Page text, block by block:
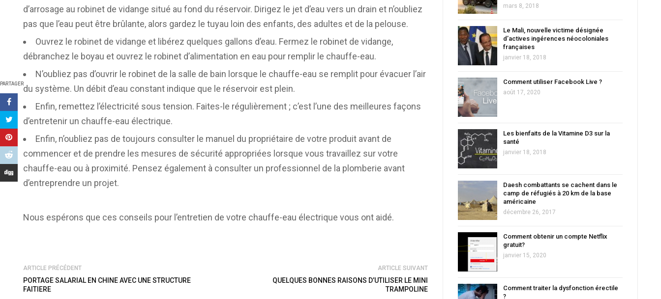
PARTAGER
d’arrosage au robinet de vidange situé au fond du réservoir. Dirigez le jet d’eau vers un drain et n’oubliez
pas que l’eau peut être brûlante, alors gardez le tuyau loin des enfants, des adultes et de la pelouse.
Ouvrez le robinet de vidange et libérez quelques gallons d’eau. Fermez le robinet de vidange,
débranchez le boyau et ouvrez le robinet d’alimentation en eau pour remplir le chauffe-eau.
N’oubliez pas d’ouvrir le robinet de la salle de bain lorsque le chauffe-eau se remplit pour évacuer l’air
du système. Un débit d’eau constant indique que le réservoir est plein.
Enfin, remettez l’électricité sous tension. Faites-le régulièrement ; c’est l’une des meilleures façons
d’entretenir un chauffe-eau électrique.
Enfin, n’oubliez pas de toujours consulter le manuel du propriétaire de votre produit avant de
commencer et de prendre les mesures de sécurité appropriées lorsque vous travaillez sur votre
chauffe-eau ou à proximité. Pensez également à consulter un professionnel de la plomberie avant
d’entreprendre un projet.
Nous espérons que ces conseils pour l’entretien de votre chauffe-eau électrique vous ont aidé.
ARTICLE PRÉCÉDENT
PORTAGE SALARIAL EN CHINE AVEC UNE STRUCTURE
FAITIERE
ARTICLE SUIVANT
QUELQUES BONNES RAISONS D’UTILISER LE MINI
TRAMPOLINE
mars 8, 2018
Le Mali, nouvelle victime désignée
d’actives ingérences néocoloniales
françaises
janvier 18, 2018
Comment utiliser Facebook Live ?
août 17, 2020
Les bienfaits de la Vitamine D3 sur la
santé
janvier 18, 2018
Daesh combattants se cachent dans le
camp de réfugiés à 20 km de la base
américaine
décembre 26, 2017
Comment obtenir un compte Netflix
gratuit?
janvier 15, 2020
Comment traiter la dysfonction érectile
?